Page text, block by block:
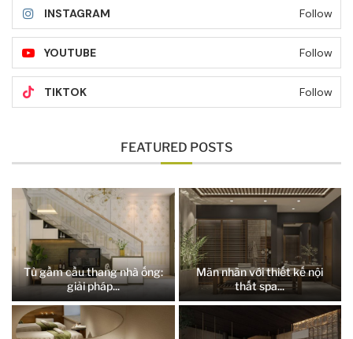
INSTAGRAM Follow
YOUTUBE Follow
TIKTOK Follow
FEATURED POSTS
Tủ gầm cầu thang nhà ống:
giải pháp...
Mãn nhãn với thiết kế nội
thất spa...